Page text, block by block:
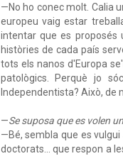
—No ho conec molt. Calia
europeu vaig estar
intentar que es proposés
històries de cada país
tots els nanos d'Europa
patològics. Perquè jo
Independentista? Això, de
—Se suposa que es volen
—Bé, sembla que es
doctorats... que respon a